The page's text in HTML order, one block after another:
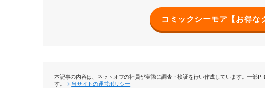
コミックシーモア【お得な
本記事の内容は、ネットオフの社員が実際に調査・検証を行い作成しています。一部
す。
当サイトの運営ポリシー